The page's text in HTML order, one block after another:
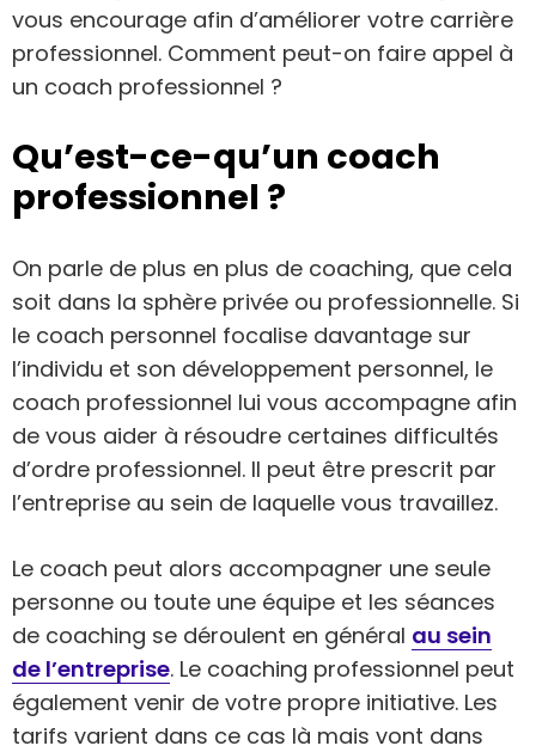
vous encourage afin d’améliorer votre carrière
professionnel. Comment peut-on faire appel à
un coach professionnel ?
Qu’est-ce-qu’un coach
professionnel ?
On parle de plus en plus de coaching, que cela
soit dans la sphère privée ou professionnelle. Si
le coach personnel focalise davantage sur
l’individu et son développement personnel, le
coach professionnel lui vous accompagne afin
de vous aider à résoudre certaines difficultés
d’ordre professionnel. Il peut être prescrit par
l’entreprise au sein de laquelle vous travaillez.
Le coach peut alors accompagner une seule
personne ou toute une équipe et les séances
de coaching se déroulent en général au sein
de l’entreprise. Le coaching professionnel peut
également venir de votre propre initiative. Les
tarifs varient dans ce cas là mais vont dans